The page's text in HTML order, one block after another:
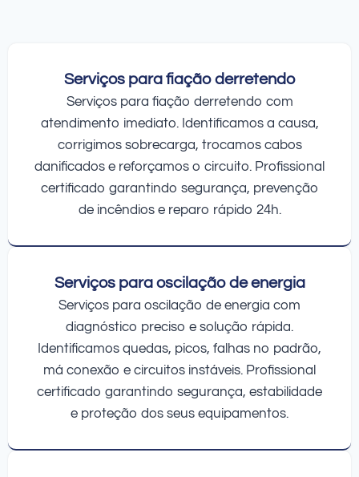
Serviços para fiação derretendo
Serviços para fiação derretendo com
atendimento imediato. Identificamos a causa,
corrigimos sobrecarga, trocamos cabos
danificados e reforçamos o circuito. Profissional
certificado garantindo segurança, prevenção
de incêndios e reparo rápido 24h.
Serviços para oscilação de energia
Serviços para oscilação de energia com
diagnóstico preciso e solução rápida.
Identificamos quedas, picos, falhas no padrão,
má conexão e circuitos instáveis. Profissional
certificado garantindo segurança, estabilidade
e proteção dos seus equipamentos.